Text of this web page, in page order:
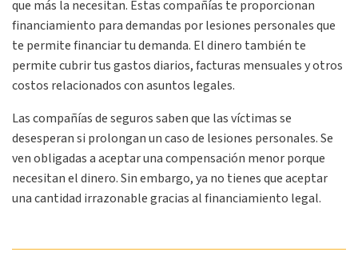
que más la necesitan. Estas compañías te proporcionan
financiamiento para demandas por lesiones personales que
te permite financiar tu demanda. El dinero también te
permite cubrir tus gastos diarios, facturas mensuales y otros
costos relacionados con asuntos legales.
Las compañías de seguros saben que las víctimas se
desesperan si prolongan un caso de lesiones personales. Se
ven obligadas a aceptar una compensación menor porque
necesitan el dinero. Sin embargo, ya no tienes que aceptar
una cantidad irrazonable gracias al financiamiento legal.